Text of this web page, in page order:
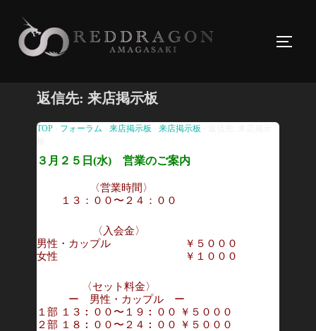
返信先: 来店掲示板
TOP フォーラム 来店掲示板 来店掲示板
３月２５日(水) 営業のご案内
〈営業時間〉
１３：００〜２４：００
〈入会金〉
男性・カップル ￥５０００
女性 ￥１０００
〈セット料金〉
ー 男性・カップル ー
１部 １３︰００〜１９︰００ ￥５０００
２部 １８︰００〜２４︰００ ￥５０００